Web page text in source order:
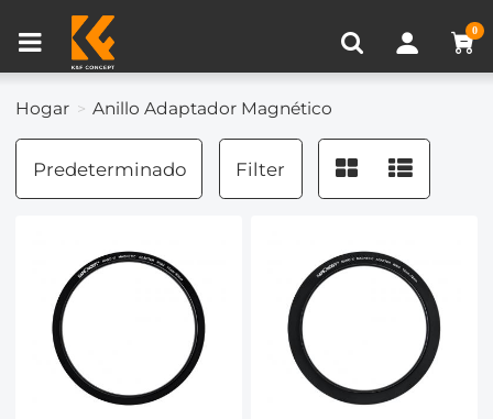
0
Hogar Anillo Adaptador Magnético
Predeterminado Filter